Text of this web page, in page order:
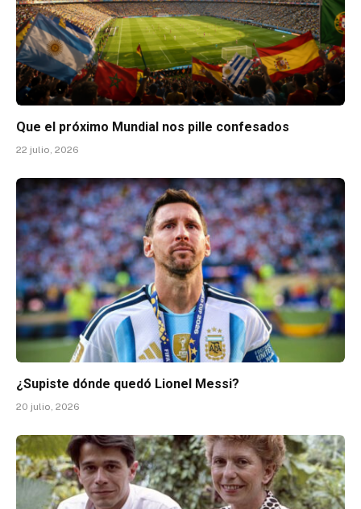
Que el próximo Mundial nos pille confesados
22 julio, 2026
¿Supiste dónde quedó Lionel Messi?
20 julio, 2026